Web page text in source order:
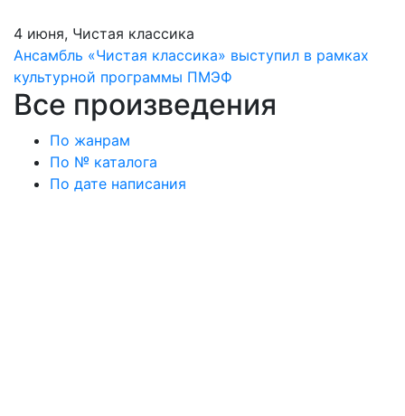
4 июня, Чистая классика
Ансамбль «Чистая классика» выступил в рамках
культурной программы ПМЭФ
Все произведения
По жанрам
По № каталога
По дате написания